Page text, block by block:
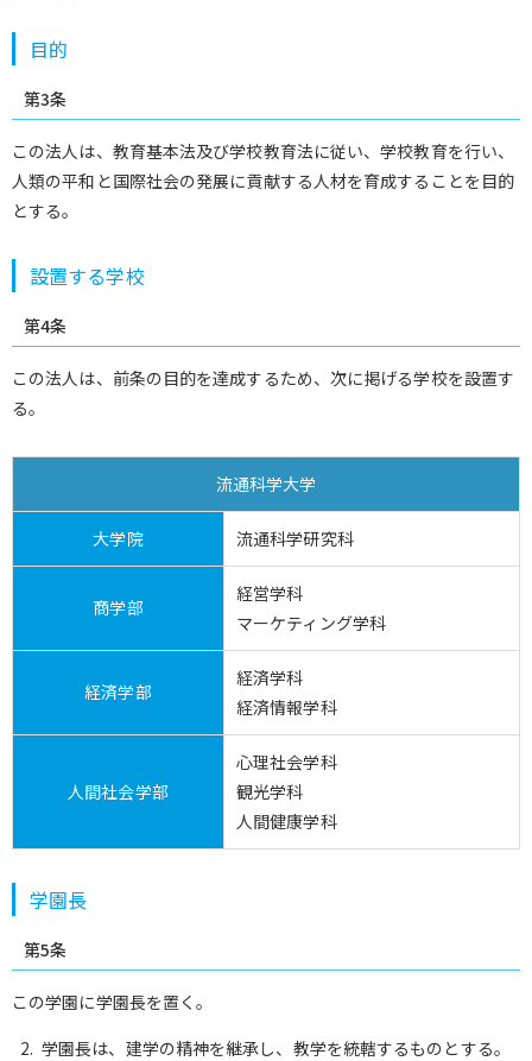
目的
第3条
この法人は、教育基本法及び学校教育法に従い、学校教育を行い、
人類の平和と国際社会の発展に貢献する人材を育成することを目的
とする。
設置する学校
第4条
この法人は、前条の目的を達成するため、次に掲げる学校を設置す
る。
流通科学大学
大学院 流通科学研究科
商学部
経営学科
マーケティング学科
経済学部
経済学科
経済情報学科
人間社会学部
心理社会学科
観光学科
人間健康学科
学園長
第5条
この学園に学園長を置く。
学園長は、建学の精神を継承し、教学を統轄するものとする。